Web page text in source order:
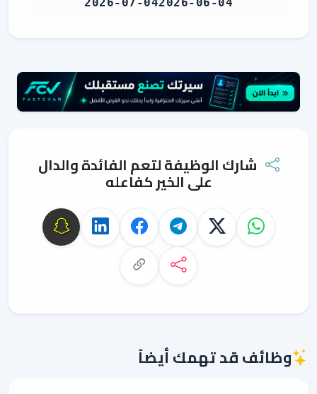
شارك الوظيفة لتعم الفائدة والدال
على الخير كفاعله
وظائف قد تهمك أيضاً